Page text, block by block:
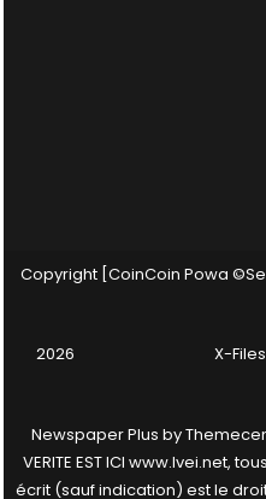
Copyright [CoinCoin Powa
2026 X-
Newspaper Plus by
VERITE EST ICI www.lvei.net,
écrit (sauf indication) est le